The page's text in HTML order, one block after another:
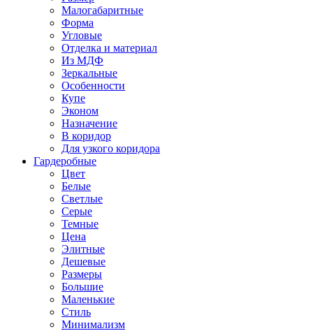
Малогабаритные
Форма
Угловые
Отделка и материал
Из МДФ
Зеркальные
Особенности
Купе
Эконом
Назначение
В коридор
Для узкого коридора
Гардеробные
Цвет
Белые
Светлые
Серые
Темные
Цена
Элитные
Дешевые
Размеры
Большие
Маленькие
Стиль
Минимализм